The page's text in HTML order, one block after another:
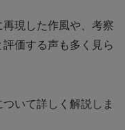
現した作風や、考察
価する声も多く見ら
ついて詳しく解説しま